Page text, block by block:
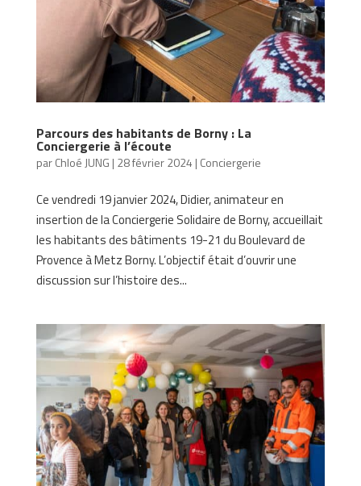
Parcours des habitants de Borny : La
Conciergerie à l’écoute
parChloé JUNG | 28 février 2024 | Conciergerie
Ce vendredi 19 janvier 2024, Didier, animateur en
insertion de la Conciergerie Solidaire de Borny, accueillait
les habitants des bâtiments 19-21 du Boulevard de
Provence à Metz Borny. L’objectif était d’ouvrir une
discussion sur l’histoire des...